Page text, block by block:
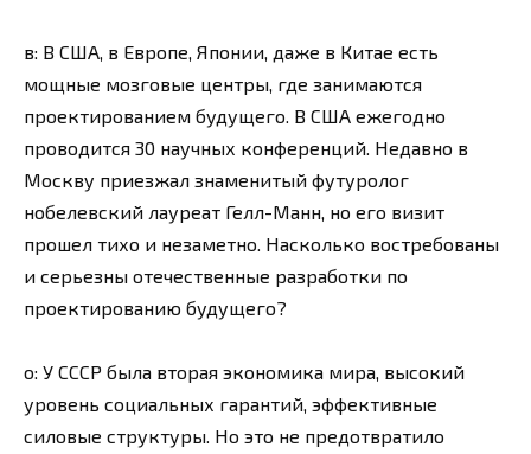
в: В США, в Европе, Японии, даже в Китае есть
мощные мозговые центры, где занимаются
проектированием будущего. В США ежегодно
проводится 30 научных конференций. Недавно в
Москву приезжал знаменитый футуролог
нобелевский лауреат Гелл-Манн, но его визит
прошел тихо и незаметно. Насколько востребованы
и серьезны отечественные разработки по
проектированию будущего?
о: У СССР была вторая экономика мира, высокий
уровень социальных гарантий, эффективные
силовые структуры. Но это не предотвратило